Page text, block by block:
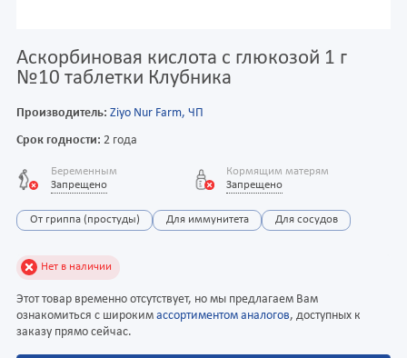
Аскорбиновая кислота с глюкозой 1 г
№10 таблетки Клубника
Производитель: Ziyo Nur Farm, ЧП
Срок годности: 2 года
Беременным
Запрещено
Кормящим матерям
Запрещено
От гриппа (простуды) Для иммунитета Для сосудов
Нет в наличии
Этот товар временно отсутствует, но мы предлагаем Вам
ознакомиться с широким ассортиментом аналогов, доступных к
заказу прямо сейчас.